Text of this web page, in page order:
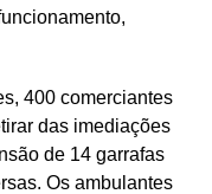
400 comerciantes
das imediações
de 14 garrafas
Os ambulantes